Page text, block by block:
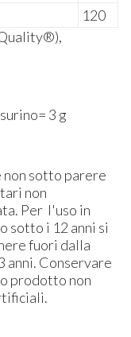
120
3 g
non sotto parere
non
Per l'uso in
sotto i 12 anni si
fuori dalla
anni. Conservare
prodotto non